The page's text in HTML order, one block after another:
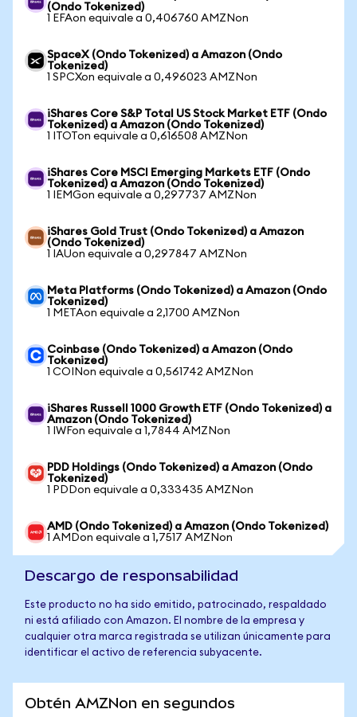
(Ondo Tokenized)
1 EFAon equivale a 0,406760 AMZNon
SpaceX (Ondo Tokenized) a Amazon (Ondo
Tokenized)
1 SPCXon equivale a 0,496023 AMZNon
iShares Core S&P Total US Stock Market ETF (Ondo
Tokenized) a Amazon (Ondo Tokenized)
1 ITOTon equivale a 0,616508 AMZNon
iShares Core MSCI Emerging Markets ETF (Ondo
Tokenized) a Amazon (Ondo Tokenized)
1 IEMGon equivale a 0,297737 AMZNon
iShares Gold Trust (Ondo Tokenized) a Amazon
(Ondo Tokenized)
1 IAUon equivale a 0,297847 AMZNon
Meta Platforms (Ondo Tokenized) a Amazon (Ondo
Tokenized)
1 METAon equivale a 2,1700 AMZNon
Coinbase (Ondo Tokenized) a Amazon (Ondo
Tokenized)
1 COINon equivale a 0,561742 AMZNon
iShares Russell 1000 Growth ETF (Ondo Tokenized) a
Amazon (Ondo Tokenized)
1 IWFon equivale a 1,7844 AMZNon
PDD Holdings (Ondo Tokenized) a Amazon (Ondo
Tokenized)
1 PDDon equivale a 0,333435 AMZNon
AMD (Ondo Tokenized) a Amazon (Ondo Tokenized)
1 AMDon equivale a 1,7517 AMZNon
Descargo de responsabilidad
Este producto no ha sido emitido, patrocinado, respaldado
ni está afiliado con Amazon. El nombre de la empresa y
cualquier otra marca registrada se utilizan únicamente para
identificar el activo de referencia subyacente.
Obtén AMZNon en segundos